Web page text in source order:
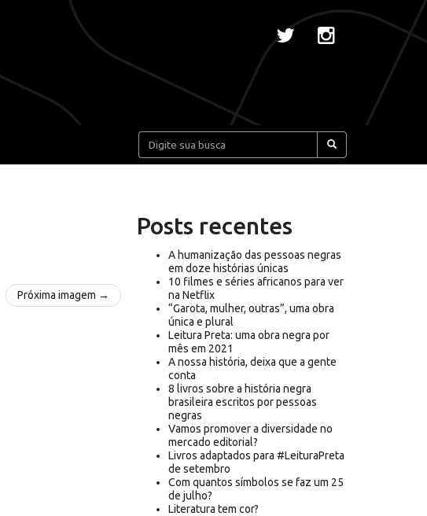
Pesquisar:
Próxima imagem →
Posts recentes
A humanização das pessoas negras
em doze histórias únicas
10 filmes e séries africanos para ver
na Netflix
“Garota, mulher, outras”, uma obra
única e plural
Leitura Preta: uma obra negra por
mês em 2021
A nossa história, deixa que a gente
conta
8 livros sobre a história negra
brasileira escritos por pessoas
negras
Vamos promover a diversidade no
mercado editorial?
Livros adaptados para #LeituraPreta
de setembro
Com quantos símbolos se faz um 25
de julho?
Literatura tem cor?